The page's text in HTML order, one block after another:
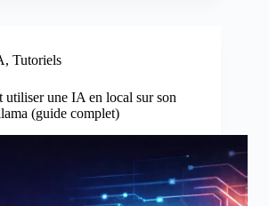
, Tutoriels
utiliser une IA en local sur son
(guide complet)